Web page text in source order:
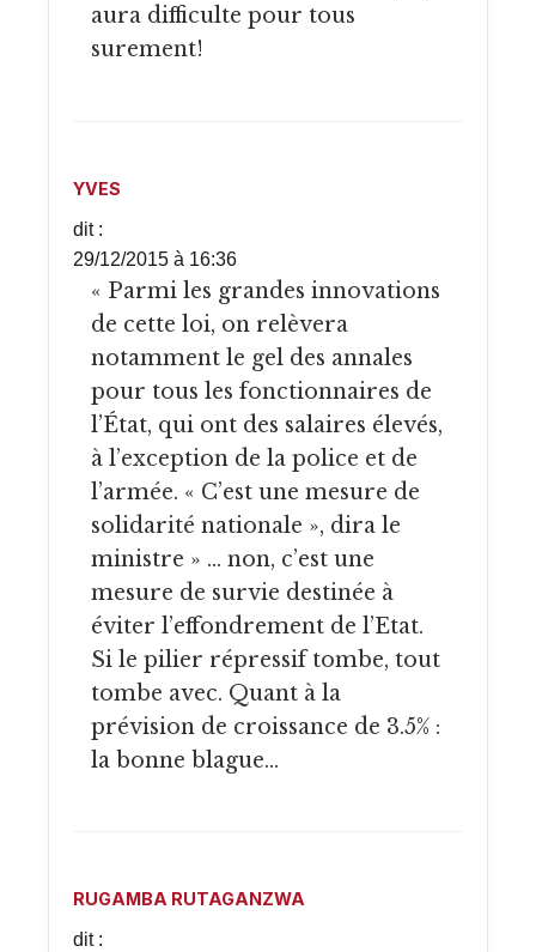
aura difficulte pour tous
surement!
YVES
dit :
29/12/2015 à 16:36
« Parmi les grandes innovations
de cette loi, on relèvera
notamment le gel des annales
pour tous les fonctionnaires de
l’État, qui ont des salaires élevés,
à l’exception de la police et de
l’armée. « C’est une mesure de
solidarité nationale », dira le
ministre » … non, c’est une
mesure de survie destinée à
éviter l’effondrement de l’Etat.
Si le pilier répressif tombe, tout
tombe avec. Quant à la
prévision de croissance de 3.5% :
la bonne blague…
RUGAMBA RUTAGANZWA
dit :